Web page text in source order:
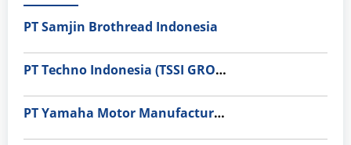
PT Samjin Brothread Indonesia
PT Techno Indonesia (TSSI GROUP)
PT Yamaha Motor Manufacturing